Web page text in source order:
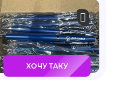
ХОЧУ ТАКУ